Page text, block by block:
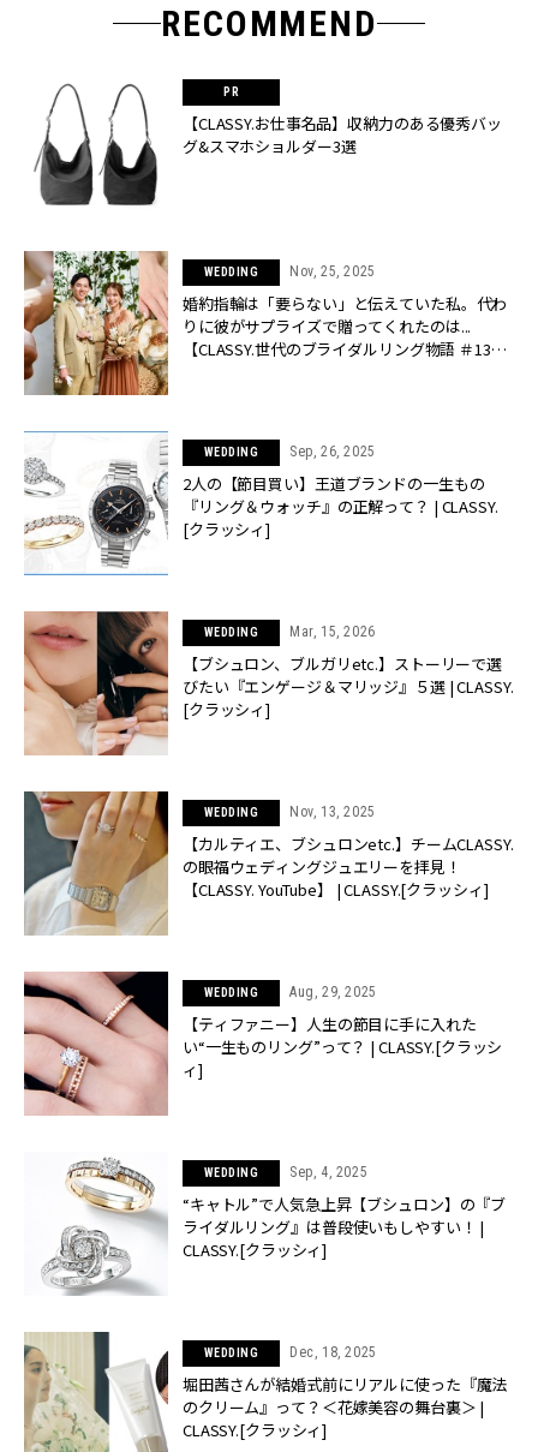
RECOMMEND
【CLASSY.お仕事名品】収納力のある優秀バッ
グ&スマホショルダー3選
WEDDING Nov, 25, 2025
婚約指輪は「要らない」と伝えていた私。代わ
りに彼がサプライズで贈ってくれたのは...
【CLASSY.世代のブライダルリング物語 ＃13】
WEDDING Sep, 26, 2025
2人の【節目買い】王道ブランドの一生もの
『リング＆ウォッチ』の正解って？ | CLASSY.
[クラッシィ]
WEDDING Mar, 15, 2026
【ブシュロン、ブルガリetc.】ストーリーで選
びたい『エンゲージ＆マリッジ』５選 | CLASSY.
[クラッシィ]
WEDDING Nov, 13, 2025
【カルティエ、ブシュロンetc.】チームCLASSY.
の眼福ウェディングジュエリーを拝見！
【CLASSY. YouTube】 | CLASSY.[クラッシィ]
WEDDING Aug, 29, 2025
【ティファニー】人生の節目に手に入れた
い“一生ものリング”って？ | CLASSY.[クラッシ
ィ]
WEDDING Sep, 4, 2025
“キャトル”で人気急上昇【ブシュロン】の『ブ
ライダルリング』は普段使いもしやすい！ |
CLASSY.[クラッシィ]
WEDDING Dec, 18, 2025
堀田茜さんが結婚式前にリアルに使った『魔法
のクリーム』って？＜花嫁美容の舞台裏＞ |
CLASSY.[クラッシィ]